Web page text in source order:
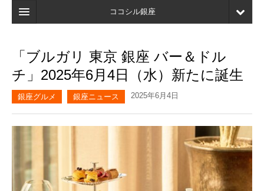
ココシル銀座
検索
店舗・施設最新情報
ブックマーク
「ブルガリ 東京 銀座 バー＆ドル
チ」2025年6月4日（水）新たに誕生
銀座グルメ 銀座ニュース 2025年6月4日